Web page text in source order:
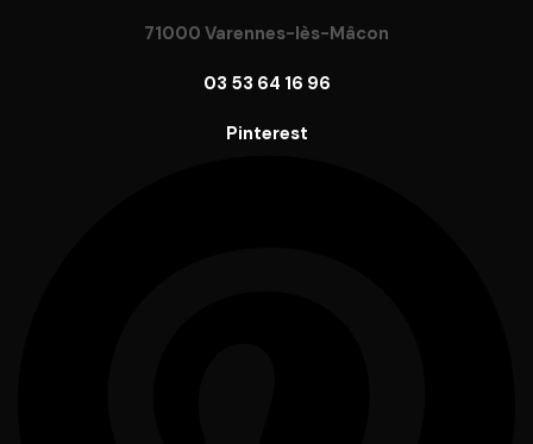
71000 Varennes-lès-Mâcon
03 53 64 16 96
Pinterest